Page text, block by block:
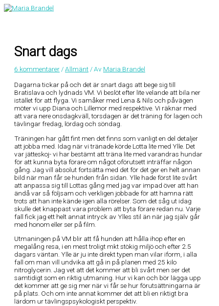
Hoppa
Snart dags
6 kommentarer/Allmänt/ Av Maria Brandel
Dagarna tickar på och det är snart dags att bege sig till
Bratislava och lydnads VM. Vi beslöt efter lite velande att bila ner
istället för att flyga. Vi samåker med Lena & Nils och påvägen
möter vi upp Diana och Lillemor med respektive. Vi räknar med
att vara nere onsdagkväll, torsdagen är det träning för lagen och
tävlingar fredag, lördag och söndag.
Träningen har gått fint men det finns som vanligt en del detaljer
att jobba med. Idag när vi tränade körde Lotta lite med Ylle. Det
var jätteskoj- vi har bestämt att träna lite med varandras hundar
för att kunna byta förare om något oförutsett inträffar någon
gång. Jag vill absolut fortsätta med det för det ger en helt annan
bild när man får se hunden från sidan. Ylle hade först lite svårt
att anpassa sig till Lottas gång med jag var impad över att han
ändå var så följsam och verkligen jobbade för att hamna rätt
trots att han inte kände igen alla rörelser. Som det såg ut idag
skulle det knappast vara problem att byta förare redan nu. Varje
fall fick jag ett helt annat intryck av Ylles stil än när jag själv går
med honom eller ser på film.
Utmaningen på VM blir att få hunden att hålla ihop efter en
megalång resa, i en mest troligt mkt stökig miljö och efter 2.5
dagars väntan. Ylle är ju inte direkt typen man vilar iform, i alla
fall om man vill undvika att gå in på planen med 25 kilo
nitroglycerin. Jag vet att det kommer att bli svårt men ser det
samtidigt som en riktig utmaning. Hur vi kan och bör lägga upp
det kommer att ge sig mer när vi får se hur förutsättningarna är
på plats. Och om inte annat kommer det att bli en riktigt bra
lärdom ur tävlingspsykologiskt perspektiv.